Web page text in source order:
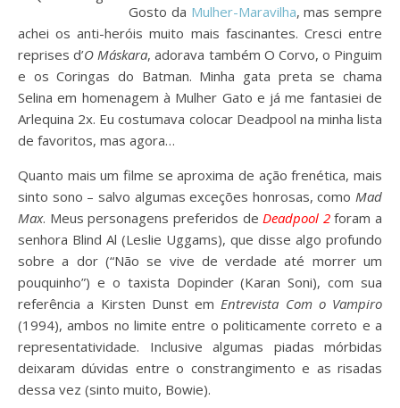
Gosto da Mulher-Maravilha, mas sempre
achei os anti-heróis muito mais fascinantes. Cresci entre
reprises d’O Máskara, adorava também O Corvo, o Pinguim
e os Coringas do Batman. Minha gata preta se chama
Selina em homenagem à Mulher Gato e já me fantasiei de
Arlequina 2x. Eu costumava colocar Deadpool na minha lista
de favoritos, mas agora…
Quanto mais um filme se aproxima de ação frenética, mais
sinto sono – salvo algumas exceções honrosas, como Mad
Max. Meus personagens preferidos deDeadpool 2foram a
senhora Blind Al (Leslie Uggams), que disse algo profundo
sobre a dor (“Não se vive de verdade até morrer um
pouquinho”) e o taxista Dopinder (Karan Soni), com sua
referência a Kirsten Dunst emEntrevista Com o Vampiro
(1994), ambos no limite entre o politicamente correto e a
representatividade. Inclusive algumas piadas mórbidas
deixaram dúvidas entre o constrangimento e as risadas
dessa vez (sinto muito, Bowie).